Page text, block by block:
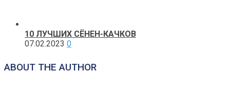
10 ЛУЧШИХ СЁНЕН-КАЧКОВ
07.02.2023 0
ABOUT THE AUTHOR